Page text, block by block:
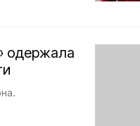
одержала